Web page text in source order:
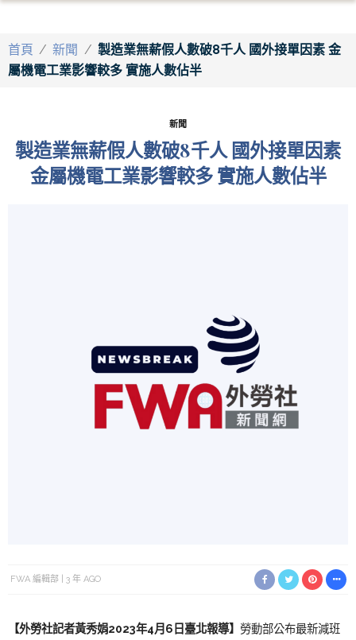
首頁 / 新聞 / 製造業無薪假人數破8千人 國外接單因素 金
屬機電工業影響較多 實施人數佔半
新聞
製造業無薪假人數破8千人 國外接單因素
金屬機電工業影響較多 實施人數佔半
FWA 編輯部 3 年 AGO
【外勞社記者黃秀娟2023年4月6日臺北報導】 勞動部公布最新減班